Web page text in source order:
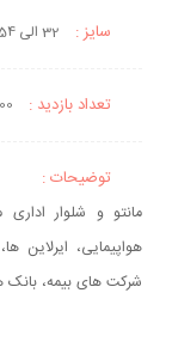
سایز : 32 الی 54
تعداد بازدید :
توضیحات :
مانتو و شلوار
هواپیمایی، ایرلاین
شرکت های بیمه،